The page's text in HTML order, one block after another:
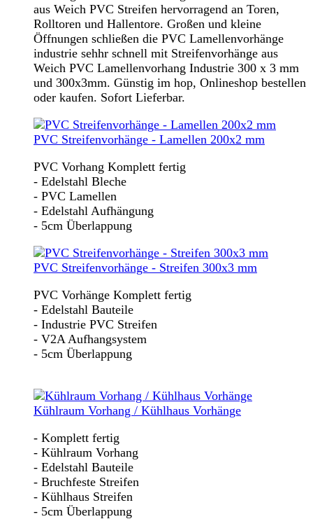
aus Weich PVC Streifen hervorragend an Toren,
Rolltoren und Hallentore. Großen und kleine
Öffnungen schließen die PVC Lamellenvorhänge
industrie sehhr schnell mit Streifenvorhänge aus
Weich PVC Lamellenvorhang Industrie 300 x 3 mm
und 300x3mm. Günstig im hop, Onlineshop bestellen
oder kaufen. Sofort Lieferbar.
PVC Streifenvorhänge - Lamellen 200x2 mm
PVC Vorhang Komplett fertig
- Edelstahl Bleche
- PVC Lamellen
- Edelstahl Aufhängung
- 5cm Überlappung
PVC Streifenvorhänge - Streifen 300x3 mm
PVC Vorhänge Komplett fertig
- Edelstahl Bauteile
- Industrie PVC Streifen
- V2A Aufhangsystem
- 5cm Überlappung
Kühlraum Vorhang / Kühlhaus Vorhänge
- Komplett fertig
- Kühlraum Vorhang
- Edelstahl Bauteile
- Bruchfeste Streifen
- Kühlhaus Streifen
- 5cm Überlappung